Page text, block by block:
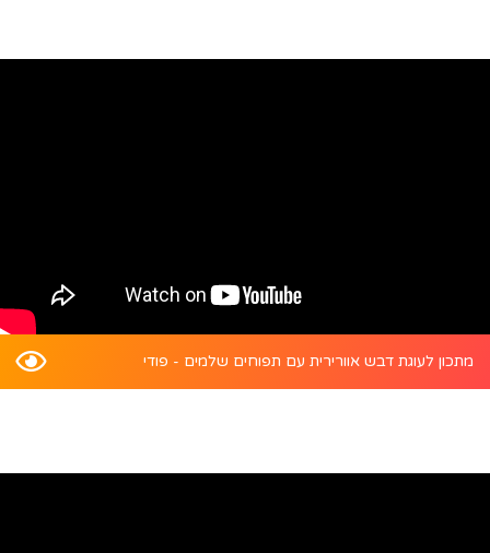
מתכון לעוגת דבש אוורירית עם תפוחים שלמים - פודי